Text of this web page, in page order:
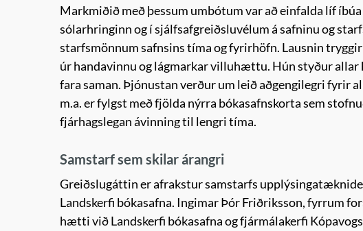
Markmiðið með þessum umbótum var að einfalda líf
sólarhringinn og í sjálfsafgreiðsluvélum á safninu og
starfsmönnum safnsins tíma og fyrirhöfn. Lausnin
úr handavinnu og lágmarkar villuhættu. Hún styður
fara saman. Þjónustan verður um leið aðgengilegri fyrir
m.a. er fylgst með fjölda nýrra bókasafnskorta sem
fjárhagslegan ávinning til lengri tíma.
Samstarf sem skilar árangri
Greiðslugáttin er afrakstur samstarfs
Landskerfi bókasafna. Ingimar Þór Friðriksson, fyrrum
hætti við Landskerfi bókasafna og fjármálakerfi